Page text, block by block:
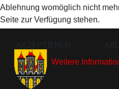
Ablehnung womöglich nicht
Seite zur Verfügung stehen.
Weitere